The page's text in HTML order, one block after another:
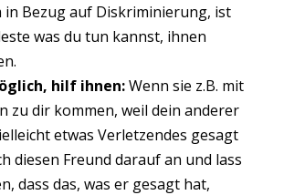
in Bezug auf Diskriminierung, ist
was du tun kannst, ihnen
hilf ihnen:Wenn sie z.B. mit
zu dir kommen, weil dein anderer
etwas Verletzendes gesagt
diesen Freund darauf an und lass
dass das, was er gesagt hat,